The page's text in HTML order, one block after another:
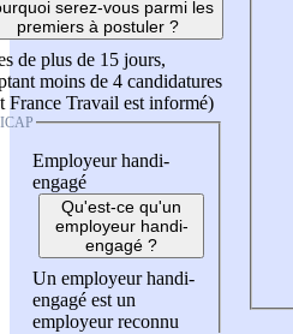
serez-vous parmi les
premiers à postuler ?
de plus de 15 jours,
moins de 4 candidatures
France Travail est informé)
Employeur handi-
engagé
Qu'est-ce qu'un
employeur handi-
engagé ?
Un employeur handi-
engagé est un
employeur reconnu